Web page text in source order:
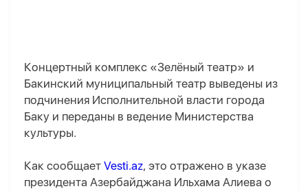
Концертный комплекс «Зелёный театр» и
Бакинский муниципальный театр выведены из
подчинения Исполнительной власти города
Баку и переданы в ведение Министерства
культуры.
Как сообщает Vesti.az, это отражено в указе
президента Азербайджана Ильхама Алиева о